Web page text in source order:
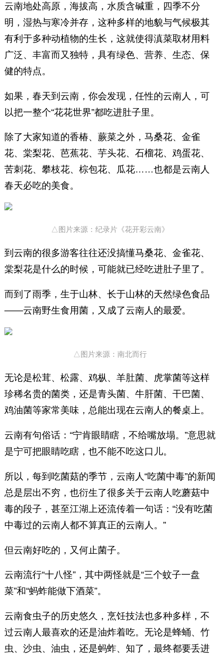
云南地处高原，海拔高，水质含碱重，四季不分
明，湿热与寒冷并存，这种多样的地貌与气候极其
有利于多种动植物的生长，这就使得滇菜取材用料
广泛、丰富而又独特，具有绿色、营养、生态、保
健的特点。
如果，春天到云南，你会发现，任性的云南人，可
以把一整个“花花世界”都吃进肚子里。
除了大家知道的香椿、蕨菜之外，马桑花、金雀
花、棠梨花、芭蕉花、芋头花、石榴花、鸡蛋花、
苦刺花、攀枝花、棕包花、瓜花……也都是云南人
春天必吃的美食。
△图片来源：纪录片《花开彩云南》
到云南的很多游客往往还没搞懂马桑花、金雀花、
棠梨花是什么的时候，可能就已经吃进肚子里了。
而到了雨季，生于山林、长于山林的天然绿色食品
——云南野生食用菌，又成了云南人的最爱。
△图片来源：南北而行
无论是松茸、松露、鸡枞、羊肚菌、虎掌菌等这样
珍稀名贵的菌类，还是青头菌、牛肝菌、干巴菌、
鸡油菌等家常美味，总能出现在云南人的餐桌上。
云南有句俗话：“宁肯眼睛瞎，不给嘴放塌。”意思就
是宁可把眼睛吃瞎，也不能不吃这口儿。
所以，每到吃菌菇的季节，云南人“吃菌中毒”的新闻
总是层出不穷，也衍生了很多关于云南人吃蘑菇中
毒的段子，甚至江湖上还流传着一句话：“没有吃菌
中毒过的云南人都不算真正的云南人。”
但云南好吃的，又何止菌子。
云南流行“十八怪”，其中两怪就是“三个蚊子一盘
菜”和“蚂蚱能做下酒菜”。
云南食虫子的历史悠久，烹饪技法也多种多样，不
过云南人最喜欢的还是油炸着吃。无论是蜂蛹、竹
虫、沙虫、油虫，还是蚂蚱、知了，最终都要丢进